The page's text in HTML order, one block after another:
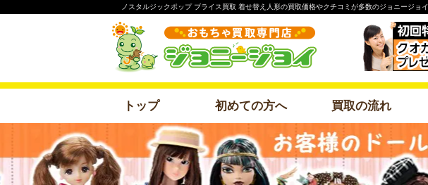
ノスタルジックポップ ブライス買取 着せ替え人形の買取価格やクチコミが多数のジョニージョイ
トップ 初めての方へ 買取の流れ